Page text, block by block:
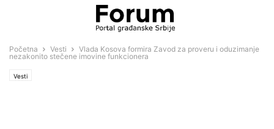
Početna Vesti
Vlada Kosova formira Zavod za proveru i oduzimanje
nezakonito stečene imovine funkcionera
Vesti